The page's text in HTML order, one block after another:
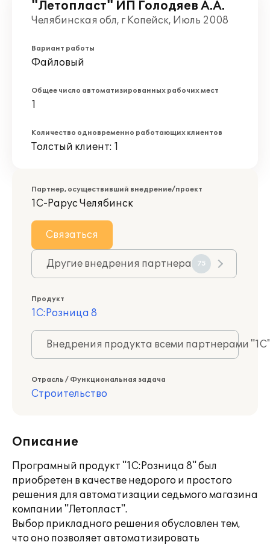
"Летопласт" ИП Голодяев А.А.
Челябинская обл, г Копейск, Июль 2008
Вариант работы
Файловый
Общее число автоматизированных рабочих мест
1
Количество одновременно работающих клиентов
Толстый клиент: 1
Партнер, осуществивший внедрение/проект
1С-Рарус Челябинск
Связаться
Другие внедрения партнера 75
Продукт
1С:Розница 8
Внедрения продукта всеми партнерами
Отрасль / Функциональная задача
Строительство
Описание
Програмный продукт "1С:Розница 8" был
приобретен в качестве недорого и простого
решения для автоматизации седьмого магазина
компании "Летопласт".
Выбор прикладного решения обусловлен тем,
что оно позволяет автоматизировать